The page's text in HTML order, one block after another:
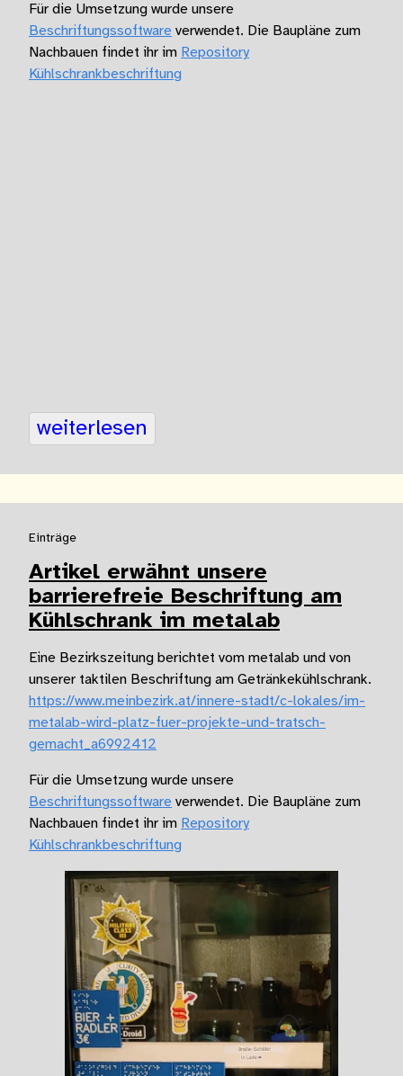
Für die Umsetzung wurde unsere
Beschriftungssoftware verwendet. Die Baupläne zum
Nachbauen findet ihr im Repository
Kühlschrankbeschriftung
weiterlesen
Einträge
Artikel erwähnt unsere
barrierefreie Beschriftung am
Kühlschrank im metalab
Eine Bezirkszeitung berichtet vom metalab und von
unserer taktilen Beschriftung am Getränkekühlschrank.
https://www.meinbezirk.at/innere-stadt/c-lokales/im-
metalab-wird-platz-fuer-projekte-und-tratsch-
gemacht_a6992412
Für die Umsetzung wurde unsere
Beschriftungssoftware verwendet. Die Baupläne zum
Nachbauen findet ihr im Repository
Kühlschrankbeschriftung